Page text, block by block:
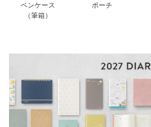
ペンケース
（筆箱）
ポーチ